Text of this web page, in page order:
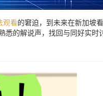
观看的窘迫，到未来在新加坡
的解说声，找回与同好实